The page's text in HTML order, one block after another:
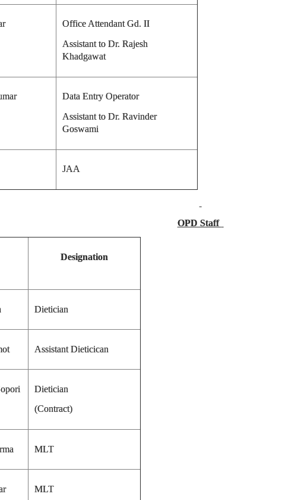
Office Attendant Gd. II
Assistant to Dr. Rajesh
Khadgawat
Data Entry Operator
Assistant to Dr. Ravinder
Goswami
JAA
OPD Staff
Designation
Dietician
Assistant Dieticican
Dietician
(Contract)
MLT
MLT